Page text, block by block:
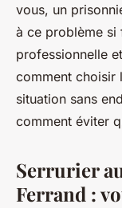
vous, un
à ce problème si
professionnelle
comment choisir
situation sans
comment éviter
Serrurier
Ferrand :